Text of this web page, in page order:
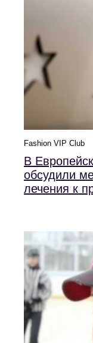
Fashion VIP Club
В
обсудили
лечения к